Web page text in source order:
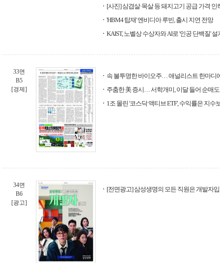
[사진] 삼겹살·목살 등 돼지고기 공급 가격 인
'HBM4 탑재' 엔비디아 루빈, 출시 지연 전망
KAIST, 노벨상 수상자와 AI로 '인공 단백질' 설
33면
B5
[경제]
속 불투명한 바이오주… 애널리스트 한마디
주춤한 美 증시… 서학개미, 이달 들어 순매도
1조 몰린 '코스닥 액티브 ETF', 수익률은 지수
34면
B6
[광고]
[전면광고] 삼성생명의 모든 직원은 개발자